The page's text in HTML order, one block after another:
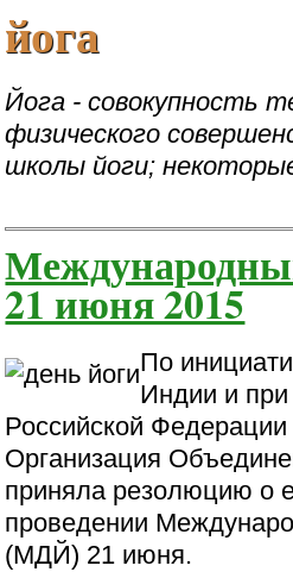
йога
Йога - совокупность
физического
школы йоги;
21 июня 2015
По
Индии и
Российской
Организация
приняла резолюцию о
проведении
(МДЙ) 21 июня.